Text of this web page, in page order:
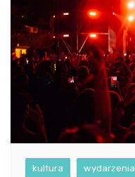
kultura wydarzenia